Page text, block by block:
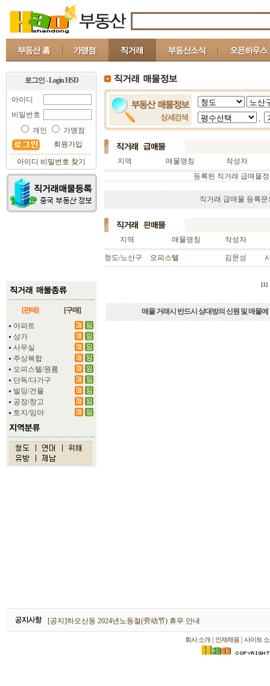
로그인 - Login HSD
아이디
비밀번호
개인
가맹점
회원가입
아이디 비밀번호 찾기
[판매]
[구매]
아파트
상가
사무실
주상복합
오피스텔/원룸
단독/다가구
빌딩/건물
공장/창고
토지/임야
,
지역 매물명칭
작성자
등록된 직거래 급매물
직거래 급매물 등록문
지역 매물명칭 작성자
청도/노산구 오피스텔 김문성
[1]
매물 거래시 반드시 상대방의 신원 및 매물
하오산동 2026년 설날(春节) 휴무 안내
[공지]하오산동 2024년노동절(劳动节) 휴무 안내
[공지]하오산동 2024년 설날(春节) 휴무 안내
회사 소개 인재채용 사이트